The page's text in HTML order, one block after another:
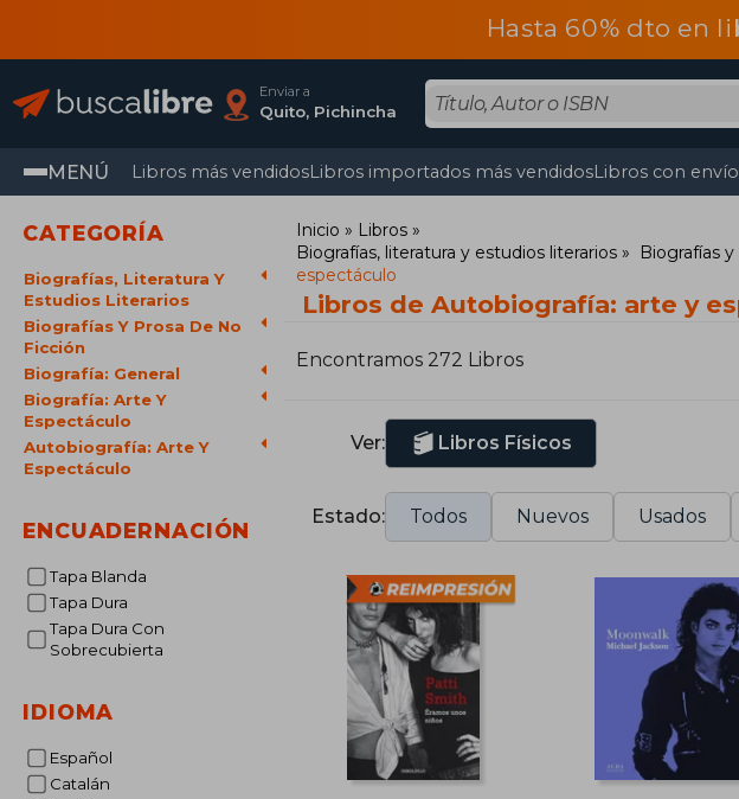
Hasta 60% dto en
Enviar a
Quito, Pichincha
MENÚ Libros más vendidosLibros importados más vendidosLibros con
CATEGORÍA
Biografías, Literatura Y
Estudios Literarios
Biografías Y Prosa De No
Ficción
Biografía: General
Biografía: Arte Y
Espectáculo
Autobiografía: Arte Y
Espectáculo
ENCUADERNACIÓN
Tapa Blanda
Tapa Dura
Tapa Dura Con
Sobrecubierta
IDIOMA
Español
Catalán
Inicio
Libros
Biografías, literatura y estudios literarios
Biografías
espectáculo
Libros de Autobiografía: arte y
Encontramos 272 Libros
Ver: Libros Físicos
Estado: Todos Nuevos Usados